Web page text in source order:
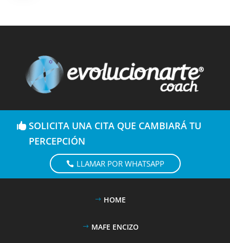
SOLICITA UNA CITA QUE CAMBIARÁ TU
PERCEPCIÓN
LLAMAR POR WHATSAPP
HOME
MAFE ENCIZO